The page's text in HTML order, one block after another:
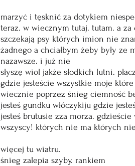
marzyć i tęsknić za dotykiem
teraz. w wiecznym tutaj. tutam. a za
szczekają psy których imion nie
żadnego a chciałbym żeby były ze
nazawsze. i już nie
słyszę wiol jakże słodkich lutni.
gdzie jesteście wszystkie moje
wiecznie poprzez śnieg ciemność
jesteś gundku włóczykiju gdzie
jesteś brutusie zza morza. gdzieście
wszyscy! których nie ma których
więcej tu wiatru.
śnieg zalepia szyby. rankiem